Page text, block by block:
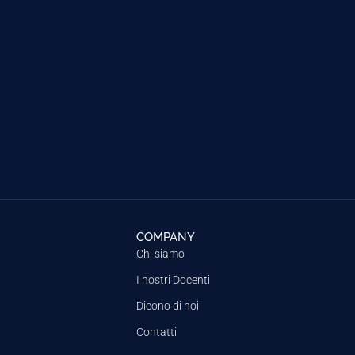
COMPANY
Chi siamo
I nostri Docenti
Dicono di noi
Contatti